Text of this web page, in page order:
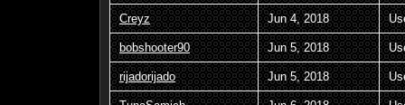
Creyz Jun 4, 2018
bobshooter90 Jun 5, 2018
rijadorijado Jun 5, 2018